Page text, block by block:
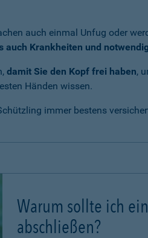
auch einmal Unfug oder
auch Krankheiten und
damit Sie den Kopf frei haben,
Händen wissen.
immer bestens
Warum sollte ich
abschließen?